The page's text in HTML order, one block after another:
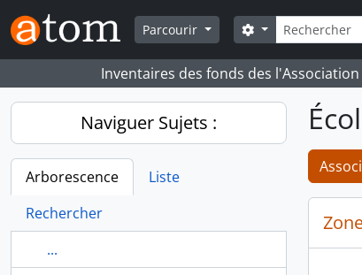
Skip to main content
Parcourir
Rechercher
Search options
Inventaires des fonds des
Naviguer Sujets :
Arborescence
Liste
Rechercher
...